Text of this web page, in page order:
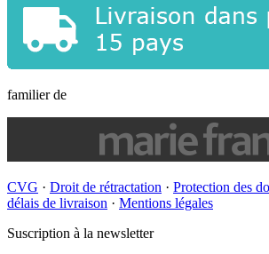
familier de
CVG · Droit de rétractation · Protection des
délais de livraison · Mentions légales
Suscription à la newsletter